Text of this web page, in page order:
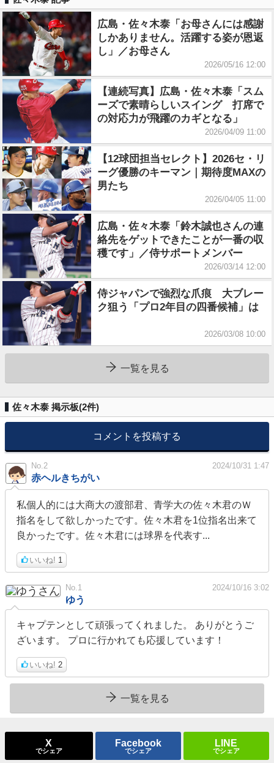
広島・佐々木泰「お母さんには感謝
しかありません。活躍する姿が恩返
し」／お母さん
2026/05/16 12:00
【連続写真】広島・佐々木泰「スム
ーズで素晴らしいスイング 打席で
の対応力が飛躍のカギとなる」
2026/04/09 11:00
【12球団担当セレクト】2026セ・リ
ーグ優勝のキーマン｜期待度MAXの
男たち
2026/04/05 11:00
広島・佐々木泰「鈴木誠也さんの連
絡先をゲットできたことが一番の収
穫です」／侍サポートメンバー
2026/03/14 12:00
侍ジャパンで強烈な爪痕 大ブレー
ク狙う「プロ2年目の四番候補」は
2026/03/08 10:00
一覧を見る
佐々木泰 掲示板(2件)
コメントを投稿する
No.2 2024/10/31 1:47
赤ヘルきちがい
私個人的には大商大の渡部君、青学大の佐々木君のＷ
指名をして欲しかったです。佐々木君を1位指名出来て
良かったです。佐々木君には球界を代表す...
いいね! 1
No.1 2024/10/16 3:02
ゆう
キャプテンとして頑張ってくれました。 ありがとうご
ざいます。 プロに行かれても応援しています！
いいね! 2
一覧を見る
X
でシェア
Facebook
でシェア
LINE
でシェア